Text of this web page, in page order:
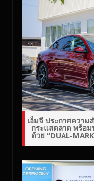
เอ็มจี ประกาศความ
กระแสตลาด พร้อม
ด้วย “DUAL-